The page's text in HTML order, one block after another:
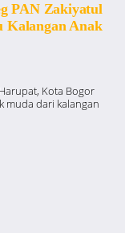
PAN Zakiyatul
Kalangan Anak
Kota Bogor
muda dari kalangan